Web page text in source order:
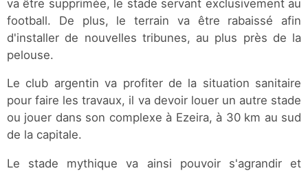
va être supprimée, le stade servant exclusivement au
football. De plus, le terrain va être rabaissé afin
d'installer de nouvelles tribunes, au plus près de la
pelouse.
Le club argentin va profiter de la situation sanitaire
pour faire les travaux, il va devoir louer un autre stade
ou jouer dans son complexe à Ezeira, à 30 km au sud
de la capitale.
Le stade mythique va ainsi pouvoir s'agrandir et